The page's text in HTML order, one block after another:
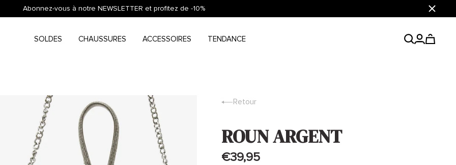
Abonnez-vous à notre NEWSLETTER et profitez de -10% Fermer
SOLDES CHAUSSURES ACCESSOIRES TENDANCE
Retour
ROUN ARGENT
€39,95